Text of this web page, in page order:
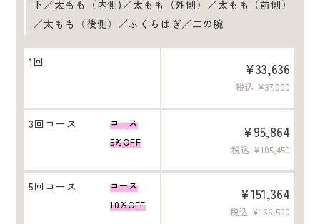
下／太もも（内側)／太もも（外側）／太もも（前側）
／太もも（後側）／ふくらはぎ／二の腕
1回 ¥33,636
税込 ¥37,000
3回コース
コース
5%OFF
¥95,864
税込 ¥105,450
5回コース
コース
10%OFF
¥151,364
税込 ¥166,500